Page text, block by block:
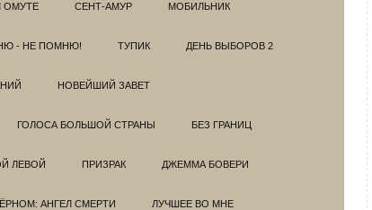
ОМУТЕ СЕНТ-АМУР МОБИЛЬНИК
- НЕ ПОМНЮ! ТУПИК ДЕНЬ ВЫБОРОВ 2
НОВЕЙШИЙ ЗАВЕТ
ГОЛОСА БОЛЬШОЙ СТРАНЫ БЕЗ ГРАНИЦ
ЛЕВОЙ ПРИЗРАК ДЖЕММА БОВЕРИ
АНГЕЛ СМЕРТИ ЛУЧШЕЕ ВО МНЕ